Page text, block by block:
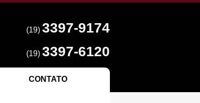
(19) 3397-9174
(19) 3397-6120
CONTATO